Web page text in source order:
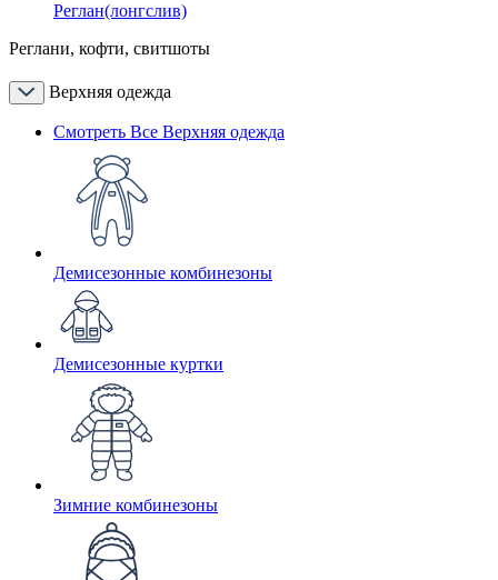
Реглан(лонгслив)
Реглани, кофти, свитшоты
Верхняя одежда
Смотреть Все Верхняя одежда
Демисезонные комбинезоны
Демисезонные куртки
Зимние комбинезоны